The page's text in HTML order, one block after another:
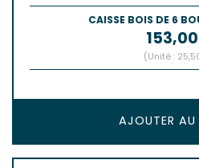
CAISSE BOIS DE 6
Prix
(Unité :
AJOUTER AU